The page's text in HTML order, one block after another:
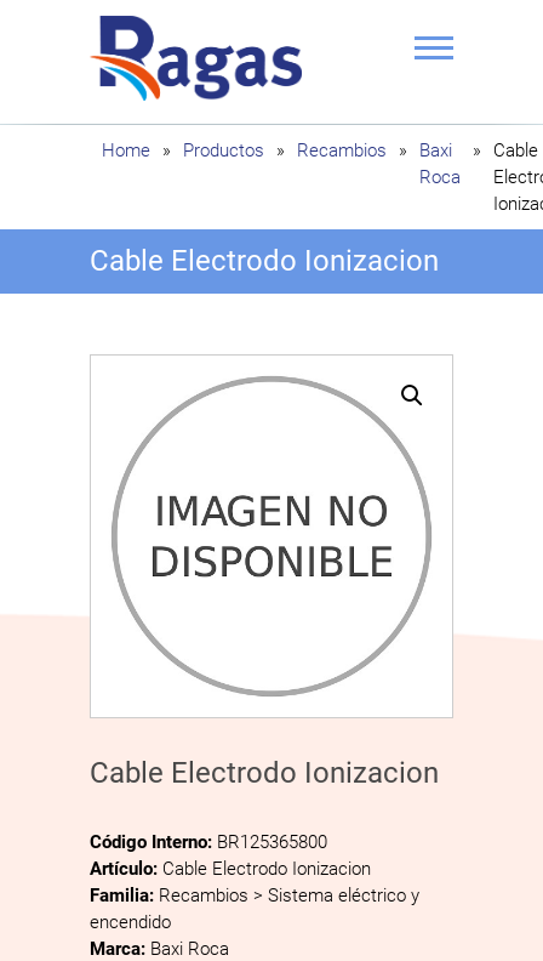
Ragas
Home » Productos » Recambios »
Baxi
Roca
»
Cable
Cable Electrodo Ionizacion
Cable Electrodo Ionizacion
Código Interno: BR125365800
Artículo: Cable Electrodo Ionizacion
Familia: Recambios > Sistema eléctrico y
encendido
Marca: Baxi Roca